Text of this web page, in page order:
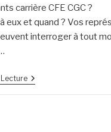
carrière CFE CGC
eux et quand ? Vos
interroger à tout